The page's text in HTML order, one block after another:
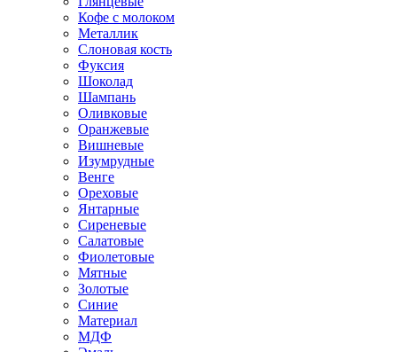
Кофе с молоком
Металлик
Слоновая кость
Фуксия
Шоколад
Шампань
Оливковые
Оранжевые
Вишневые
Изумрудные
Венге
Ореховые
Янтарные
Сиреневые
Салатовые
Фиолетовые
Мятные
Золотые
Синие
Материал
МДФ